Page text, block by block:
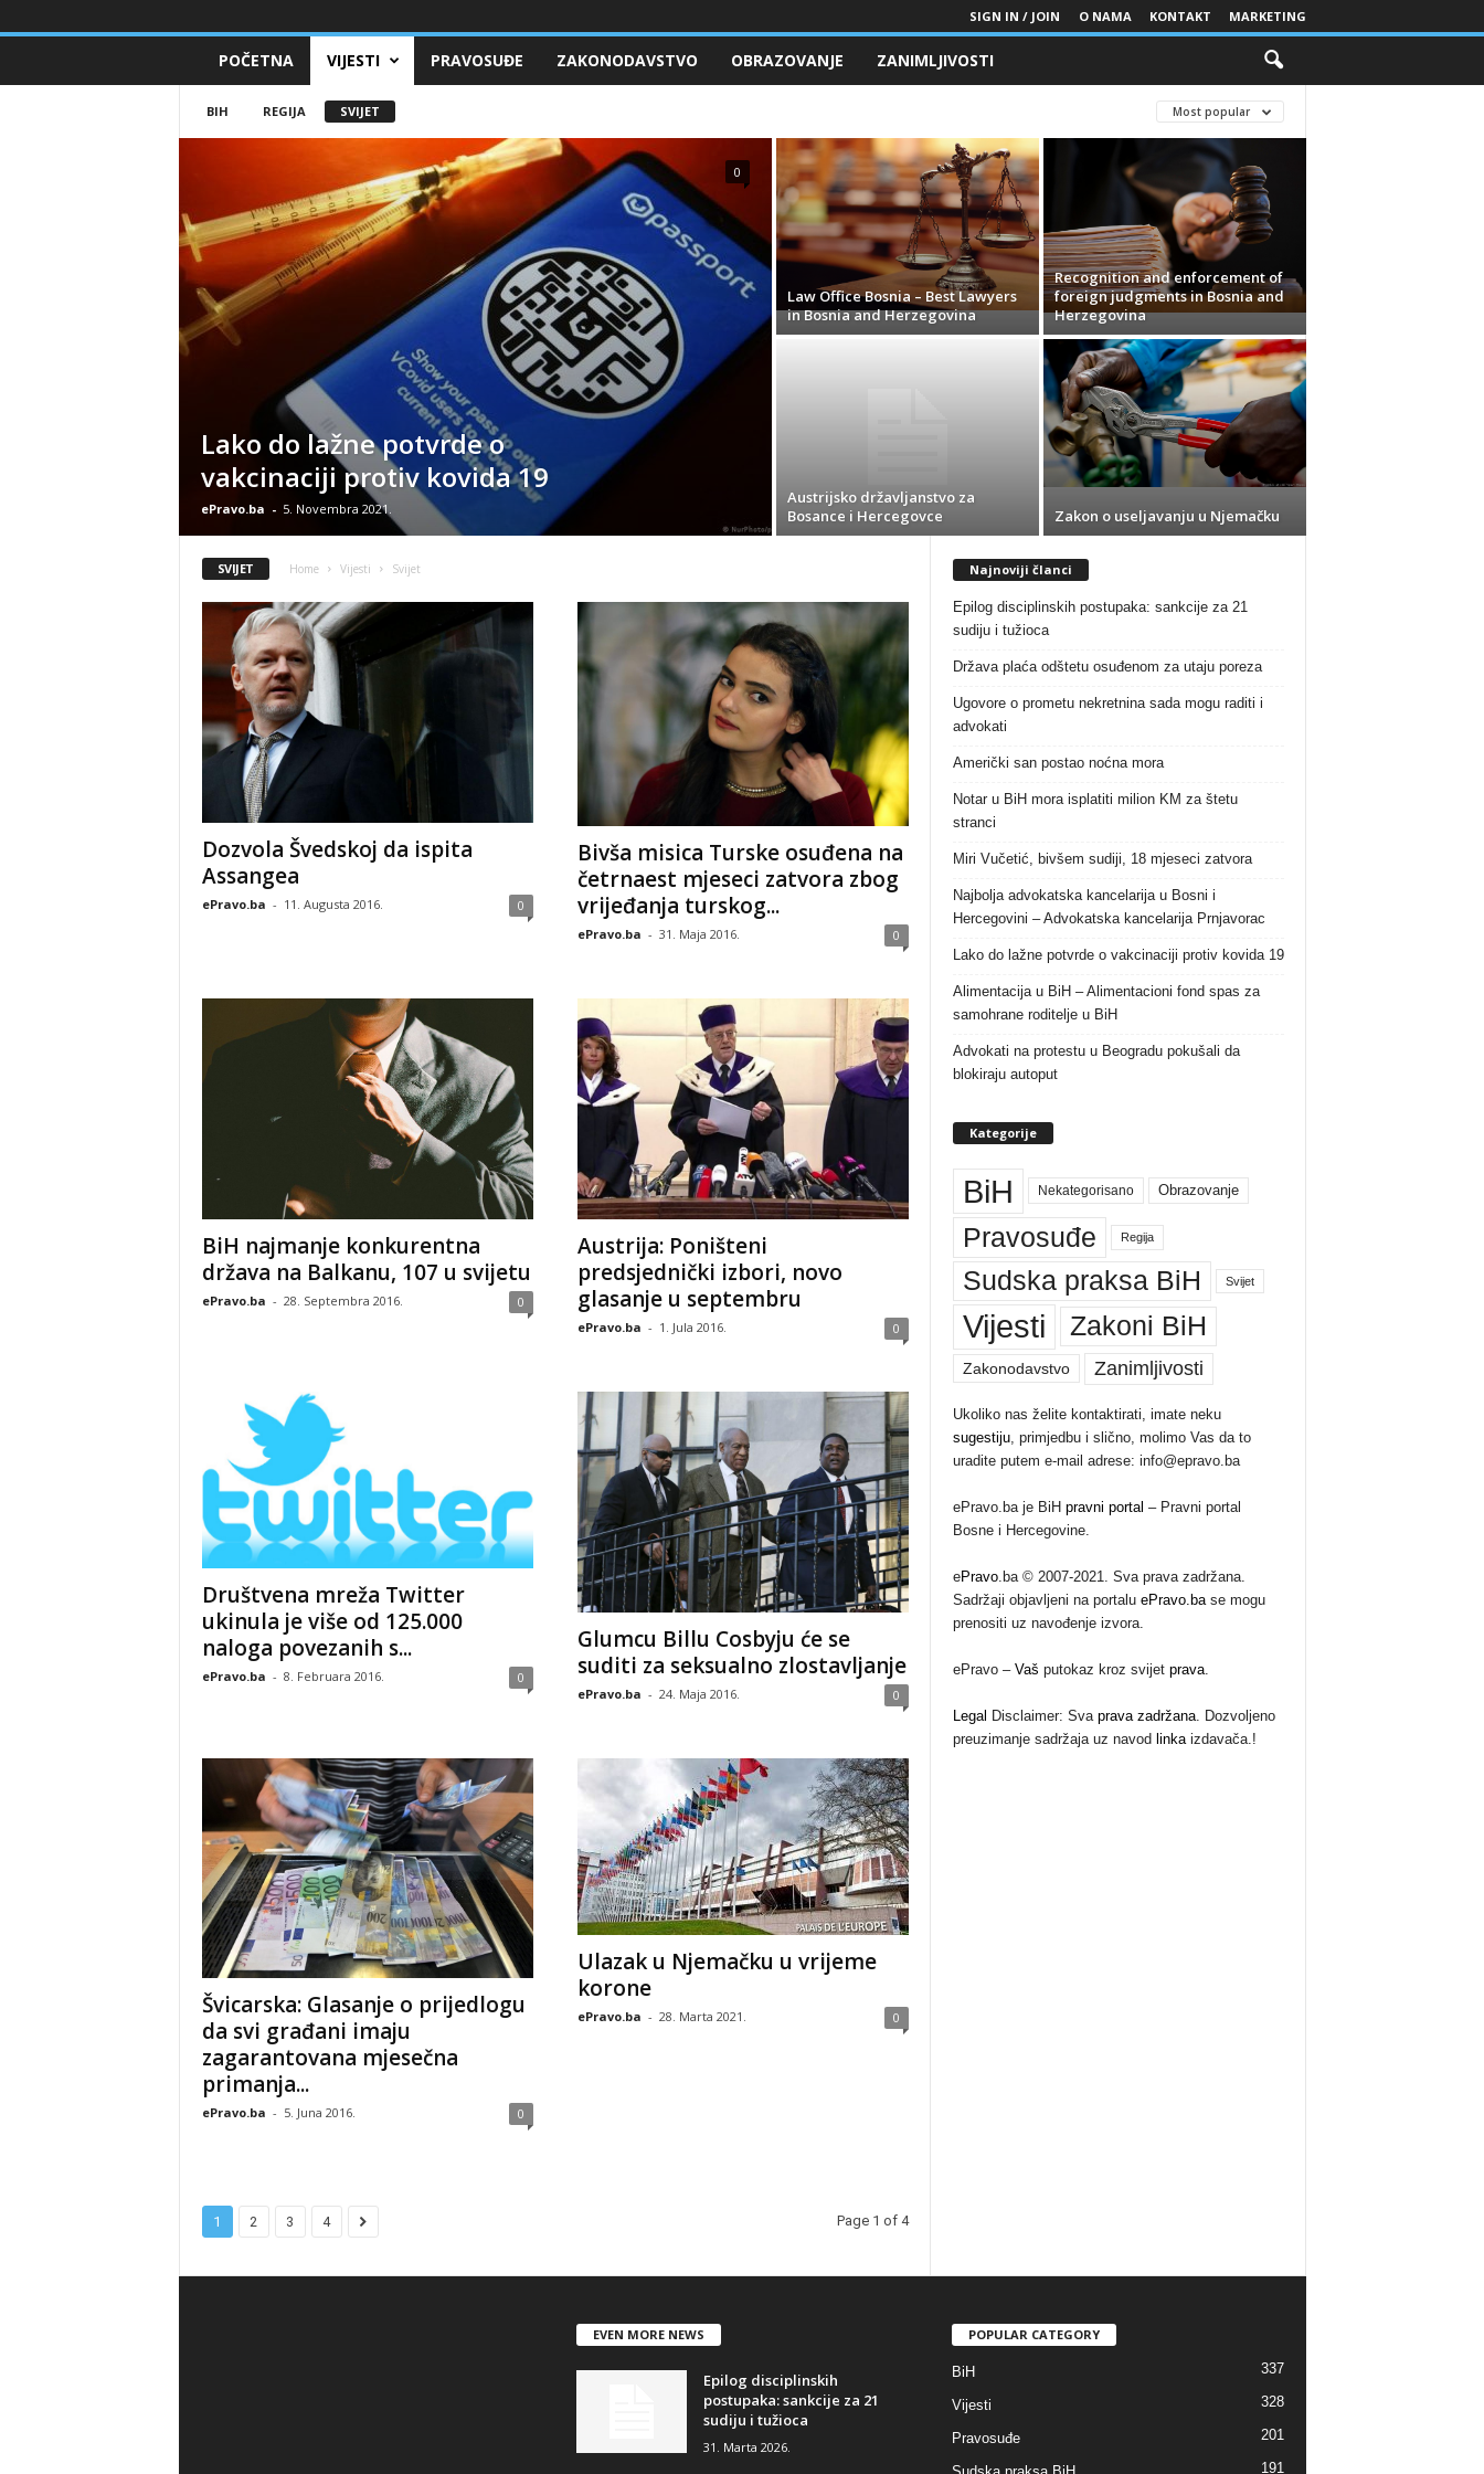
SIGN IN / JOIN O NAMA KONTAKT MARKETING
POČETNA VIJESTI PRAVOSUĐE ZAKONODAVSTVO OBRAZOVANJE ZANIMLJIVOSTI
BIH REGIJA SVIJET Most popular
Lako do lažne potvrde o
vakcinaciji protiv kovida 19
ePravo.ba - 5. Novembra 2021.
0
Law Office Bosnia – Best Lawyers
in Bosnia and Herzegovina
Recognition and enforcement of
foreign judgments in Bosnia and
Herzegovina
Austrijsko državljanstvo za
Bosance i Hercegovce
Zakon o useljavanju u Njemačku
SVIJET Home Vijesti Svijet
Dozvola Švedskoj da ispita
Assangea
ePravo.ba - 11. Augusta 2016. 0
Bivša misica Turske osuđena na
četrnaest mjeseci zatvora zbog
vrijeđanja turskog...
ePravo.ba - 31. Maja 2016. 0
BiH najmanje konkurentna
država na Balkanu, 107 u svijetu
ePravo.ba - 28. Septembra 2016. 0
Austrija: Poništeni
predsjednički izbori, novo
glasanje u septembru
ePravo.ba - 1. Jula 2016. 0
Društvena mreža Twitter
ukinula je više od 125.000
naloga povezanih s...
ePravo.ba - 8. Februara 2016. 0
Glumcu Billu Cosbyju će se
suditi za seksualno zlostavljanje
ePravo.ba - 24. Maja 2016. 0
Švicarska: Glasanje o prijedlogu
da svi građani imaju
zagarantovana mjesečna
primanja...
ePravo.ba - 5. Juna 2016. 0
Ulazak u Njemačku u vrijeme
korone
ePravo.ba - 28. Marta 2021. 0
1 2 3 4 Page 1 of 4
Najnoviji članci
Epilog disciplinskih postupaka: sankcije za 21
sudiju i tužioca
Država plaća odštetu osuđenom za utaju poreza
Ugovore o prometu nekretnina sada mogu raditi i
advokati
Američki san postao noćna mora
Notar u BiH mora isplatiti milion KM za štetu
stranci
Miri Vučetić, bivšem sudiji, 18 mjeseci zatvora
Najbolja advokatska kancelarija u Bosni i
Hercegovini – Advokatska kancelarija Prnjavorac
Lako do lažne potvrde o vakcinaciji protiv kovida 19
Alimentacija u BiH – Alimentacioni fond spas za
samohrane roditelje u BiH
Advokati na protestu u Beogradu pokušali da
blokiraju autoput
Kategorije
BiH Nekategorisano Obrazovanje
Pravosuđe Regija
Sudska praksa BiH Svijet
Vijesti Zakoni BiH
Zakonodavstvo Zanimljivosti
Ukoliko nas želite kontaktirati, imate neku
sugestiju, primjedbu i slično, molimo Vas da to
uradite putem e-mail adrese: info@epravo.ba
ePravo.ba je BiH pravni portal – Pravni portal
Bosne i Hercegovine.
ePravo.ba © 2007-2021. Sva prava zadržana.
Sadržaji objavljeni na portalu ePravo.base mogu
prenositi uz navođenje izvora.
ePravo – Vaš putokaz kroz svijet prava.
Legal Disclaimer: Sva prava zadržana. Dozvoljeno
preuzimanje sadržaja uz navod linkaizdavača.!
EVEN MORE NEWS
Epilog disciplinskih
postupaka: sankcije za 21
sudiju i tužioca
31. Marta 2026.
POPULAR CATEGORY
BiH 337
Vijesti 328
Pravosuđe 201
191